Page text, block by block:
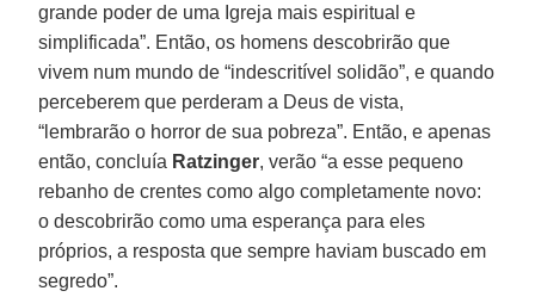
grande poder de uma Igreja mais espiritual e
simplificada”. Então, os homens descobrirão que
vivem num mundo de “indescritível solidão”, e quando
perceberem que perderam a Deus de vista,
“lembrarão o horror de sua pobreza”. Então, e apenas
então, concluía Ratzinger, verão “a esse pequeno
rebanho de crentes como algo completamente novo:
o descobrirão como uma esperança para eles
próprios, a resposta que sempre haviam buscado em
segredo”.